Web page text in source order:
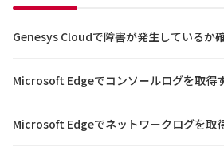
Genesys Cloudで障害が発生しているか
Microsoft Edgeでコンソールログを取得
Microsoft Edgeでネットワークログを取